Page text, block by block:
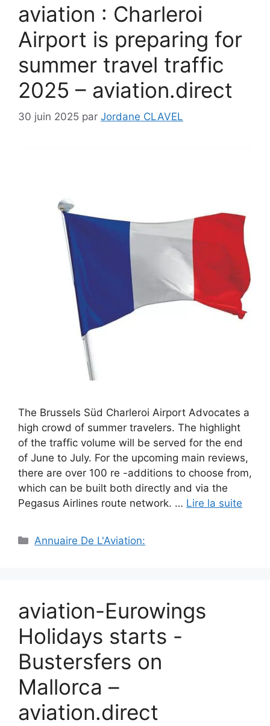
aviation : Charleroi
Airport is preparing for
summer travel traffic
2025 – aviation.direct
30 juin 2025 par Jordane CLAVEL
The Brussels Süd Charleroi Airport Advocates a
high crowd of summer travelers. The highlight
of the traffic volume will be served for the end
of June to July. For the upcoming main reviews,
there are over 100 re -additions to choose from,
which can be built both directly and via the
Pegasus Airlines route network. … Lire la suite
Catégories
Annuaire De L'Aviation:
aviation-Eurowings
Holidays starts -
Bustersfers on
Mallorca –
aviation.direct